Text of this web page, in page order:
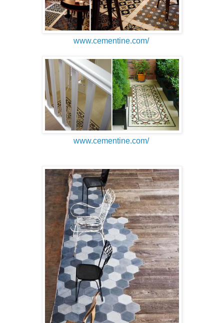
www.cementine.com/
www.cementine.com/